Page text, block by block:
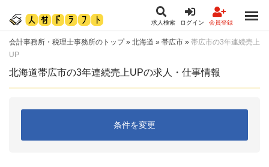
求人検索 ログイン 会員登録
会計事務所・税理士事務所のトップ» 北海道 » 帯広市 » 帯広市の3年連続売上
UP
北海道帯広市の3年連続売上UPの求人・仕事情報
条件を変更